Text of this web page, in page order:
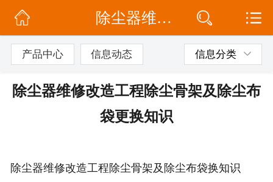
网站首页
公司简介
除尘器维修改造工程除尘骨架及除尘布袋更换知识
产品中心 信息动态 信息分类
除尘器维修改造工程除尘骨架及除尘布
袋更换知识
除尘器维修改造工程除尘骨架及除尘布袋换知识